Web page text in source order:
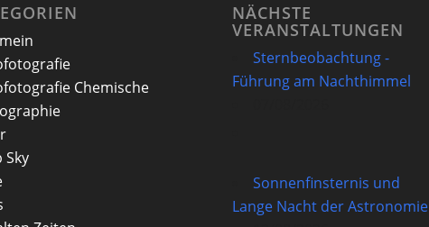
Chemische
Sky
NÄCHSTE
VERANSTALTUNGEN
Sternbeobachtung -
Führung am Nachthimmel
Sonnenfinsternis und
Lange Nacht der Astronomie